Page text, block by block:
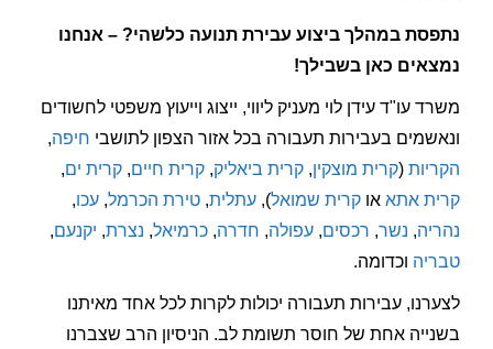
נתפסת במהלך ביצוע עבירת תנועה כלשהי? – אנחנו
נמצאים כאן בשבילך!
משרד עו"ד עידן לוי מעניק ליווי, ייצוג וייעוץ משפטי לחשודים
ונאשמים בעבירות תעבורה בכל אזור הצפון לתושבי חיפה,
הקריות (קרית מוצקין, קרית ביאליק, קרית חיים, קרית ים,
קרית אתא או קרית שמואל), עתלית, טירת הכרמל, עכו,
נהריה, נשר, רכסים, עפולה, חדרה, כרמיאל, נצרת, יקנעם,
טבריה וכדומה.
לצערנו, עבירות תעבורה יכולות לקרות לכל אחד מאיתנו
בשנייה אחת של חוסר תשומת לב. הניסיון הרב שצברנו